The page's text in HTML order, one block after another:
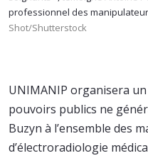
professionnel des
Shot/Shutterstock
UNIMANIP organisera
pouvoirs publics ne
Buzyn à l’ensemble des
d’électroradiologie